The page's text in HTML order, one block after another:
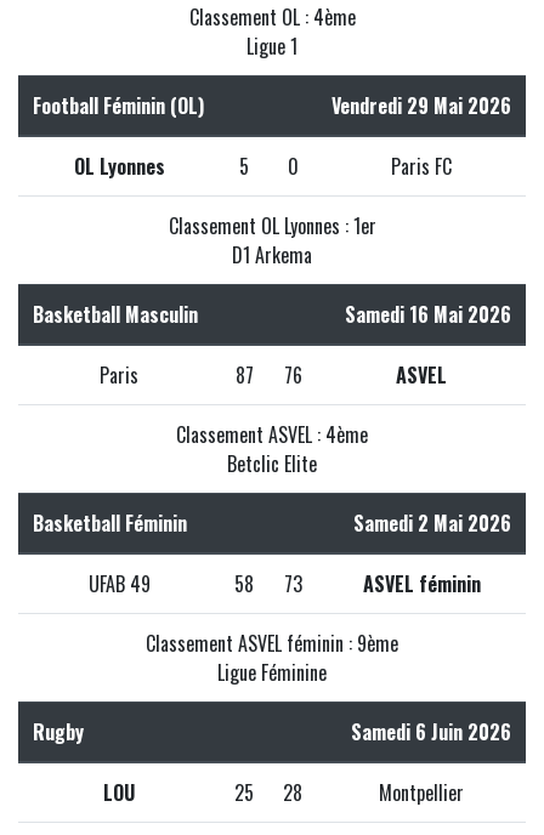
Classement OL : 4ème
Ligue 1
Football Féminin (OL) Vendredi 29 Mai 2026
OL Lyonnes 5 0 Paris FC
Classement OL Lyonnes : 1er
D1 Arkema
Basketball Masculin Samedi 16 Mai 2026
Paris 87 76 ASVEL
Classement ASVEL : 4ème
Betclic Elite
Basketball Féminin Samedi 2 Mai 2026
UFAB 49 58 73 ASVEL féminin
Classement ASVEL féminin : 9ème
Ligue Féminine
Rugby Samedi 6 Juin 2026
LOU 25 28 Montpellier